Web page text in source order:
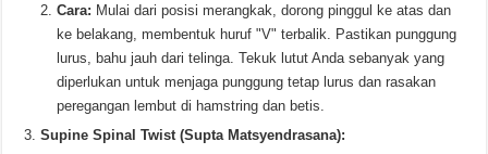
Cara: Mulai dari posisi merangkak, dorong pinggul ke atas dan
ke belakang, membentuk huruf "V" terbalik. Pastikan punggung
lurus, bahu jauh dari telinga. Tekuk lutut Anda sebanyak yang
diperlukan untuk menjaga punggung tetap lurus dan rasakan
peregangan lembut di hamstring dan betis.
Supine Spinal Twist (Supta Matsyendrasana):